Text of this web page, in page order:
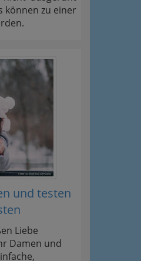
können zu einer
und testen
Liebe
Damen und